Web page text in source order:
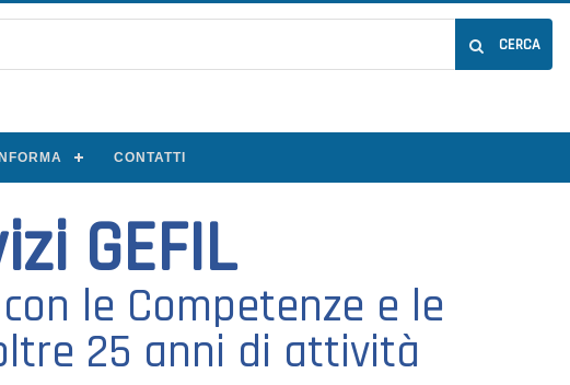
CERCA
CONTATTI
GEFIL
le Competenze e le
25 anni di attività